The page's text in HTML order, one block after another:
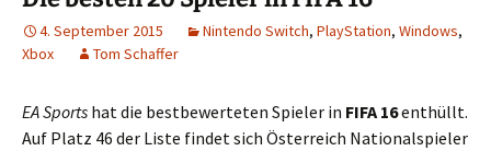
4. September 2015 Nintendo Switch, PlayStation, Windows,
Xbox
Tom Schaffer
EA Sports hat die bestbewerteten Spieler in FIFA 16enthüllt.
Auf Platz 46 der Liste findet sich Österreich Nationalspieler